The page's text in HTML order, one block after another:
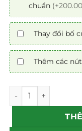
chuẩn
Thay đổi bố
Thêm các
Mẫu theme web